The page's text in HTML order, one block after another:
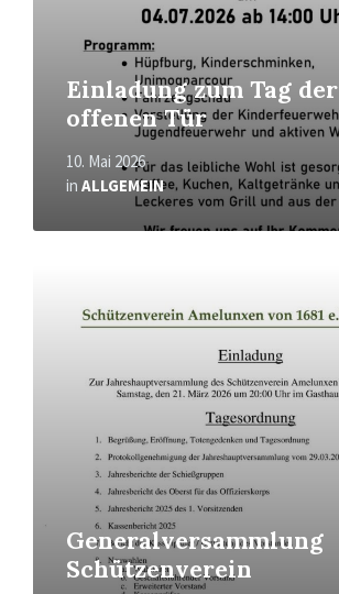
Einladung zum Tag der
offenen Tür
10. Mai 2026
in ALLGEMEIN
Generalversammlung
Schützenverein